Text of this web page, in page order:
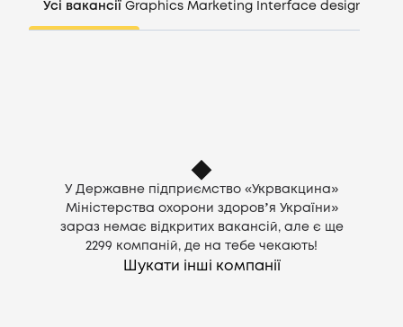
Усі вакансії Graphics Marketing Interface design
У Державне підприємство «Укрвакцина»
Міністерства охорони здоровʼя України»
зараз немає відкритих вакансій, але є ще
2299 компаній, де на тебе чекають!
Шукати інші компанії